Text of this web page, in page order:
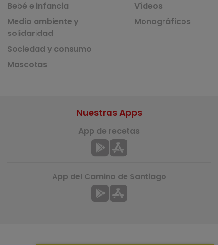
Bebé e infancia
Medio ambiente y
solidaridad
Sociedad y consumo
Mascotas
Vídeos
Monográficos
Nuestras Apps
App de recetas
App del Camino de Santiago